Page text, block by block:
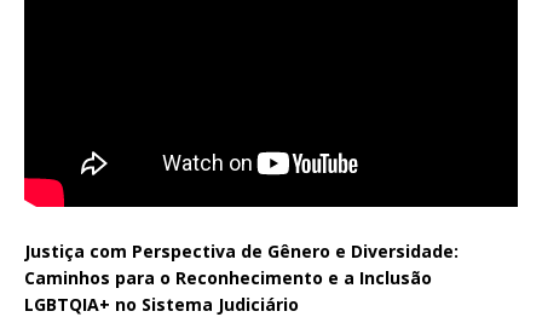
Justiça com Perspectiva de Gênero e Diversidade:
Caminhos para o Reconhecimento e a Inclusão
LGBTQIA+ no Sistema Judiciário